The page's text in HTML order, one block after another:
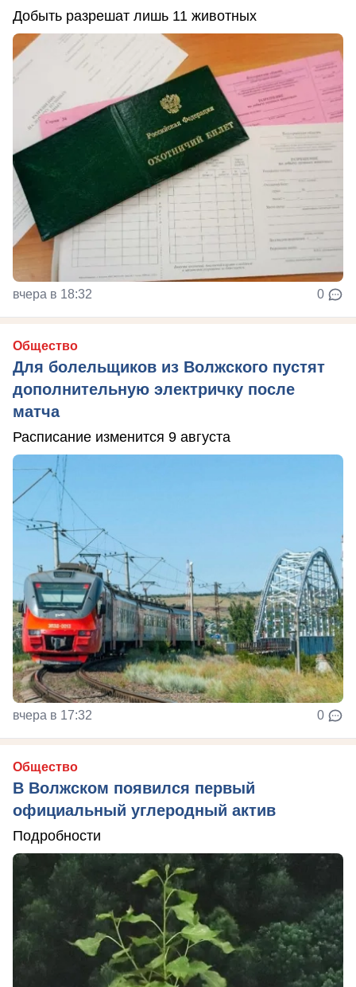
Добыть разрешат лишь 11 животных
вчера в 18:32 0
Общество
Для болельщиков из Волжского пустят
дополнительную электричку после
матча
Расписание изменится 9 августа
вчера в 17:32 0
Общество
В Волжском появился первый
официальный углеродный актив
Подробности